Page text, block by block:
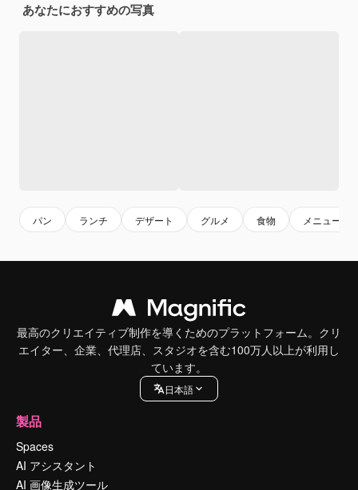
あなたにおすすめの写真
パン ランチ デザート グルメ 食物 メニュー
最高のクリエイティブ制作を導くためのプラットフォーム。クリ
エイター、企業、代理店、スタジオを含む100万人以上が利用し
ています。
日本語
製品
Spaces
AI アシスタント
AI 画像生成ツール